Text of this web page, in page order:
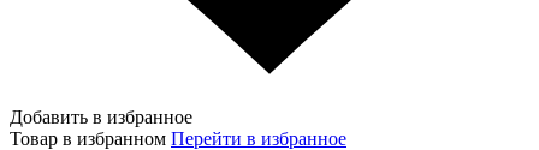
Добавить в избранное
Товар в избранном Перейти в избранное